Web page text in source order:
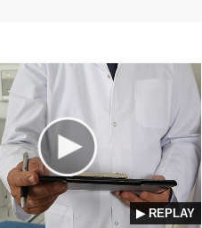
▶ REPLAY